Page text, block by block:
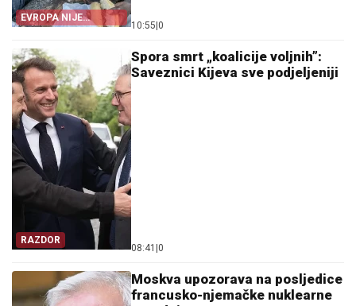
EVROPA NIJE
POMOGLA ŠPANIJI
10:55 0
RAZDOR
Spora smrt „koalicije voljnih”:
Saveznici Kijeva sve podjeljeniji
08:41 0
Moskva upozorava na posljedice
francusko-njemačke nuklearne